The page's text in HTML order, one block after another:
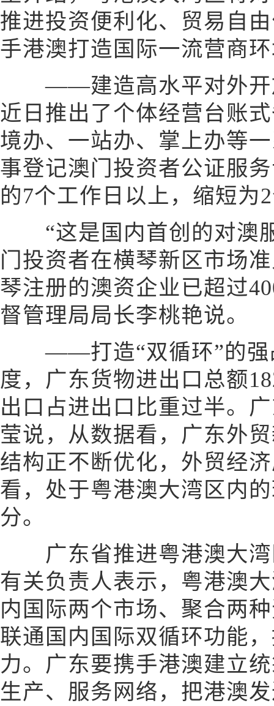
推进投资便利化、贸易自
手港澳打造国际一流营商
——建造高水平对外开
近日推出了个体经营台账
境办、一站办、掌上办等
事登记澳门投资者公证服
的7个工作日以上，缩短为
“这是国内首创的对澳
门投资者在横琴新区市场
琴注册的澳资企业已超过
督管理局局长李桃艳说。
——打造“双循环”的强
度，广东货物进出口总额
出口占进出口比重过半。
莹说，从数据看，广东外
结构正不断优化，外贸经
看，处于粤港澳大湾区内
分。
广东省推进粤港澳大湾
有关负责人表示，粤港澳
内国际两个市场、聚合两
联通国内国际双循环功能
力。广东要携手港澳建立
生产、服务网络，把港澳